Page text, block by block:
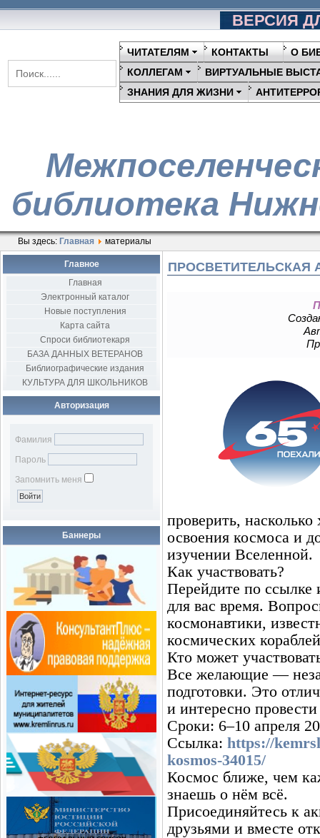
ВЕРСИЯ
ЧИТАТЕЛЯМ КОНТАКТЫ
О
КОЛЛЕГАМ
ВИРТУАЛЬНЫЕ
ЗНАНИЯ ДЛЯ ЖИЗНИ
библиотека
Вы здесь: Главная материалы
Главное
Главная
Электронный каталог
Новые поступления
Карта сайта
Спроси библиотекаря
БАЗА ДАННЫХ ВЕТЕРАНОВ
Библиографические издания
КУЛЬТУРА ДЛЯ ШКОЛЬНИКОВ
Авторизация
Фамилия
Пароль
Запомнить меня
Баннеры
ПРОСВЕТИТЕЛЬСКАЯ
проверить,
освоения космоса и
изучении Вселенной.
Как участвовать?
Перейдите по ссылке
для вас время.
космонавтики,
космических
Кто может
Все желающие —
подготовки. Это
и интересно
Сроки: 6–10 апреля
Ссылка: https://
kosmos-34015/
Космос ближе, чем
знаешь о нём всё.
Присоединяйтесь к
друзьями и вместе